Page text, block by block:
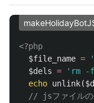
<?php
$file_name =
$dels = 'rm
echo unlink(
// jsファイルの